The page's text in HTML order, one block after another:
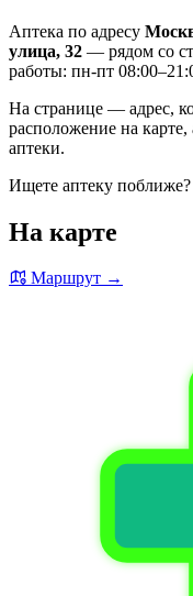
Аптека по адресу
улица, 32 — рядом со
работы: пн-пт
На странице — адрес,
расположение на
аптеки.
Ищете аптеку
На карте
Маршрут →